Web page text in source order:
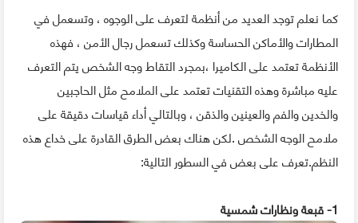
كما نعلم توجد العديد من أنظمة لتعرف على الوجوه ، وتسعمل في
المطارات والأماكن الحساسة وكذلك تسعمل رجال الأمن ، فهذه
الأنظمة تعتمد على الكاميرا ،بمجرد التقاط وجه الشخص يتم التعرف
عليه مباشرة وهذه التقنيات تعتمد على الملامح مثل الحاجبين
والخدين والفم والعينين والذقن ، وبالتالي أداء قياسات دقيقة على
ملامح الوجه الشخص .لكن هناك بعض الطرق القادرة على خداع هذه
النظم.تعرف على بعض في السطور التالية:
1- قبعة ونظارات شمسية